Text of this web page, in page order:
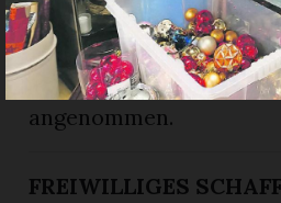
geleistet. Wenn hie und
Gefälliges günstig zu
als kleines «Zückerli»
angenommen.
FREIWILLIGES